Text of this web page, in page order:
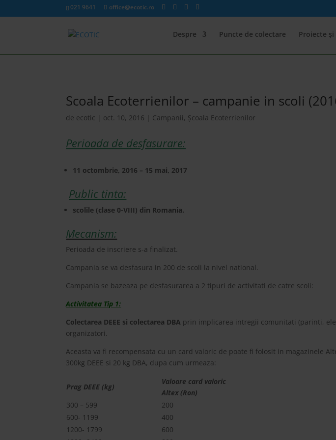
021 9641 office@ecotic.ro
Despre Puncte de colectare Proiecte și
Scoala Ecoterrienilor – campanie in scoli
de ecotic | oct. 10, 2016 | Campanii, Școala Ecoterrienilor
Perioada de desfasurare:
11 octombrie, 2016 – 15 mai, 2017
Public tinta:
scolile (clase 0-VIII) din Romania.
Mecanism:
Perioada de inscriere s-a finalizat.
Campania se va desfasura in 200 de scoli la nivel national.
Campania se bazeaza pe desfasurarea a 2 tipuri de activitati de catre scoli:
Activitatea Tip 1:
Colectarea DEEE si colectarea DBA prin implicarea intregii comunitati (parinti,
organizatori.
Aceasta va fi recompensata cu un card valoric de poate fi folosit in magazinele
300kg DEEE si 20 kg DBA, dupa cum urmeaza:
Prag DEEE (kg)
Valoare card valoric
Altex (Ron)
300 – 599
200
600- 1199
400
1200- 1799
600